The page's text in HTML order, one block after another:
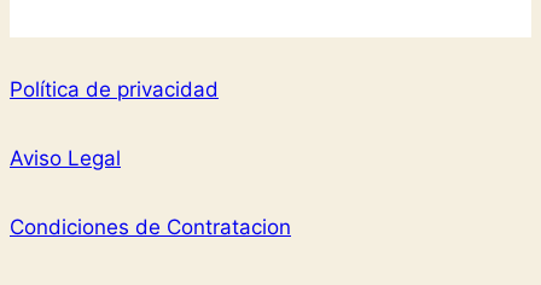
Política de privacidad
Aviso Legal
Condiciones de Contratacion